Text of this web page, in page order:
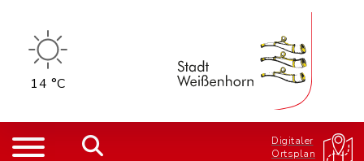
14 °C
Digitaler
Ortsplan